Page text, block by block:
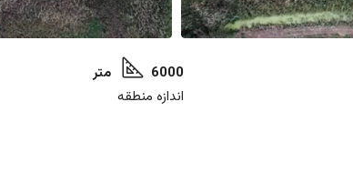
6000 متر
اندازه منطقه